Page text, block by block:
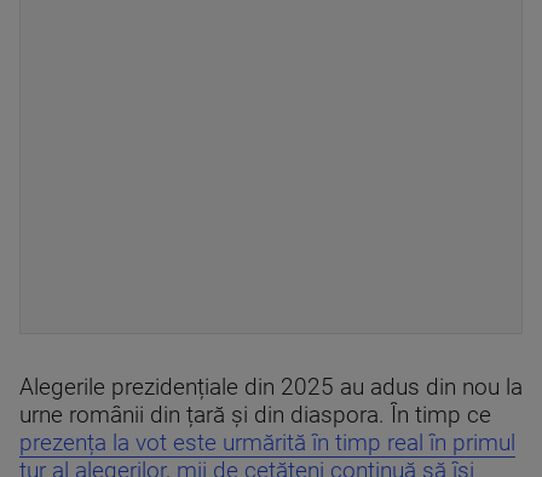
Alegerile prezidențiale din 2025 au adus din nou la
urne românii din țară și din diaspora. În timp ce
prezența la vot este urmărită în timp real în primul
tur al alegerilor, mii de cetățeni continuă să își